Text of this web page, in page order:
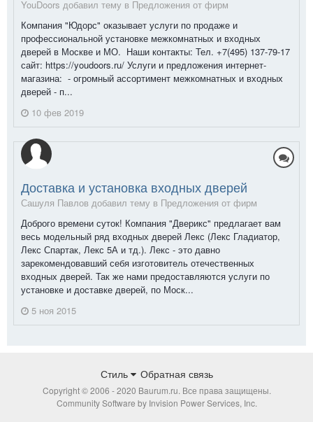
YouDoors добавил тему в Предложения от фирм
Компания "Юдорс" оказывает услуги по продаже и
профессиональной установке межкомнатных и входных
дверей в Москве и МО. Наши контакты: Тел. +7(495) 137-79-17
сайт: https://youdoors.ru/ Услуги и предложения интернет-
магазина: - огромный ассортимент межкомнатных и входных
дверей - п...
10 фев 2019
Доставка и установка входных дверей
Сашуля Павлов добавил тему в Предложения от фирм
Доброго времени суток! Компания "Дверикс" предлагает вам
весь модельный ряд входных дверей Лекс (Лекс Гладиатор,
Лекс Спартак, Лекс 5А и тд.). Лекс - это давно
зарекомендовавший себя изготовитель отечественных
входных дверей. Так же нами предоставляются услуги по
установке и доставке дверей, по Моск...
5 ноя 2015
Стиль Обратная связь
Copyright © 2006 - 2020 Baurum.ru. Все права защищены.
Community Software by Invision Power Services, Inc.